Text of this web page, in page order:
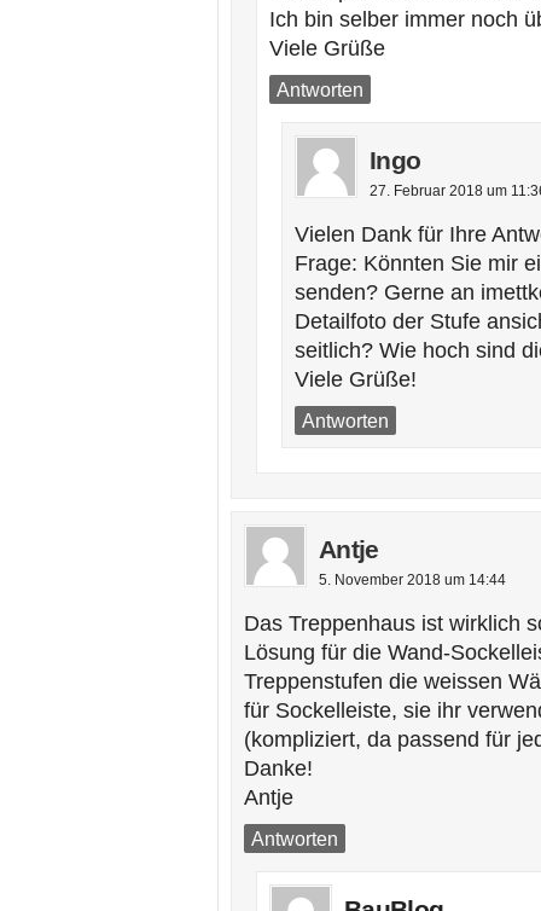
Ich bin selber immer noch
Viele Grüße
Antworten
Ingo
27. Februar 2018 um
Vielen Dank für Ihre
Frage: Könnten Sie mir
senden? Gerne an
Detailfoto der Stufe
seitlich? Wie hoch sind
Viele Grüße!
Antworten
Antje
5. November 2018 um 14:44
Das Treppenhaus ist wirklich
Lösung für die Wand-
Treppenstufen die weissen
für Sockelleiste, sie ihr
(kompliziert, da passend für
Danke!
Antje
Antworten